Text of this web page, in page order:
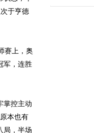
于亨德
赛上，奥
军，连胜
掌控主动
本也有
局，半场